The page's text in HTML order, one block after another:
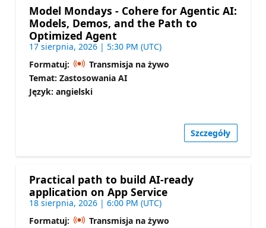
Model Mondays - Cohere for Agentic AI:
Models, Demos, and the Path to
Optimized Agent
17 sierpnia, 2026 | 5:30 PM (UTC)
Formatuj:
Transmisja na żywo
Temat: Zastosowania AI
Język: angielski
Szczegóły
Practical path to build AI-ready
application on App Service
18 sierpnia, 2026 | 6:00 PM (UTC)
Formatuj:
Transmisja na żywo